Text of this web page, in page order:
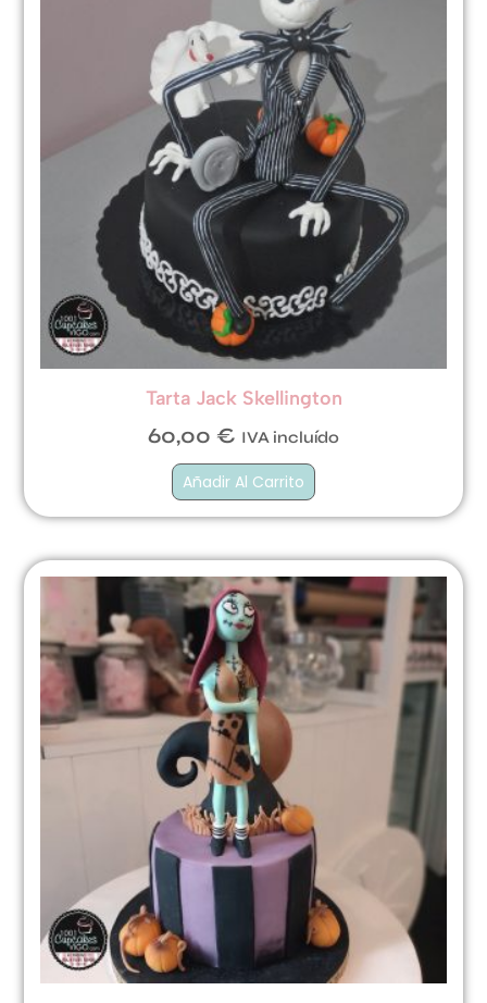
Tarta Jack Skellington
60,00 € IVA incluído
Añadir Al Carrito